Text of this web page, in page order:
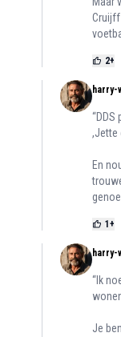
2+
harry-
,Jette
En
1 +
harry-
“Ik
Je